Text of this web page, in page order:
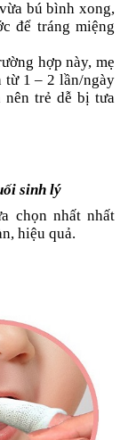
bú bình xong,
để tráng miệng
hợp này, mẹ
từ 1 – 2 lần/ngày
trẻ dễ bị tưa
sinh lý
chọn nhất nhất
hiệu quả.